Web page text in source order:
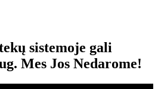
sistemoje gali
Mes Jos Nedarome!